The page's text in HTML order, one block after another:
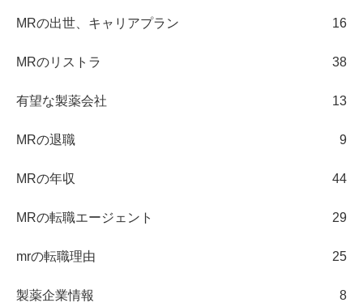
MRの出世、キャリアプラン 16
MRのリストラ 38
有望な製薬会社 13
MRの退職 9
MRの年収 44
MRの転職エージェント 29
mrの転職理由 25
製薬企業情報 8